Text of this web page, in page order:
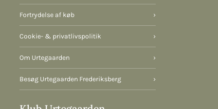
Fortrydelse af køb ›
Cookie- & privatlivspolitik ›
Om Urtegaarden ›
Besøg Urtegaarden Frederiksberg ›